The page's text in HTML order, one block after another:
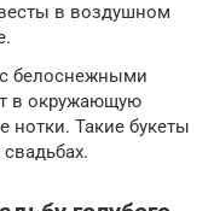
в воздушном
белоснежными
в окружающую
нотки. Такие букеты